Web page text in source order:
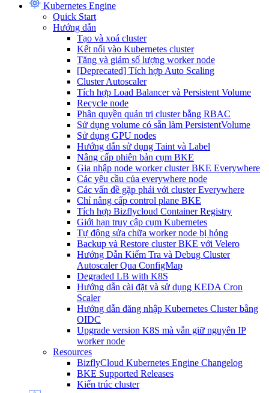
Kubernetes Engine
Quick Start
Hướng dẫn
Tạo và xoá cluster
Kết nối vào Kubernetes cluster
Tăng và giảm số lượng worker node
[Deprecated] Tích hợp Auto Scaling
Cluster Autoscaler
Tích hợp Load Balancer và Persistent Volume
Recycle node
Phân quyền quản trị cluster bằng RBAC
Sử dụng volume có sẵn làm PersistentVolume
Sử dụng GPU nodes
Hướng dẫn sử dụng Taint và Label
Nâng cấp phiên bản cụm BKE
Gia nhập node worker cluster BKE Everywhere
Các yêu cầu của everywhere node
Các vấn đề gặp phải với cluster Everywhere
Chỉ nâng cấp control plane BKE
Tích hợp Bizflycloud Container Registry
Giới hạn truy cập cụm Kubernetes
Tự động sửa chữa worker node bị hỏng
Backup và Restore cluster BKE với Velero
Hướng Dẫn Kiểm Tra và Debug Cluster
Autoscaler Qua ConfigMap
Degraded LB with K8S
Hướng dẫn cài đặt và sử dụng KEDA Cron
Scaler
Hướng dẫn đăng nhập Kubernetes Cluster bằng
OIDC
Upgrade version K8S mà vẫn giữ nguyên IP
worker node
Resources
BizflyCloud Kubernetes Engine Changelog
BKE Supported Releases
Kiến trúc cluster